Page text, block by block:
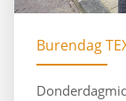
Burendag